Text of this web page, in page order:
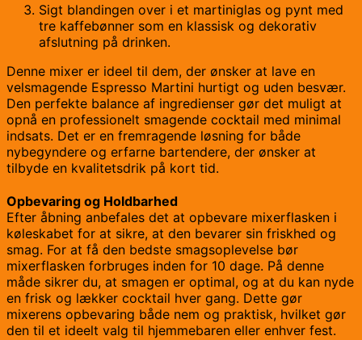
Sigt blandingen over i et martiniglas og pynt med
tre kaffebønner som en klassisk og dekorativ
afslutning på drinken.
Denne mixer er ideel til dem, der ønsker at lave en
velsmagende Espresso Martini hurtigt og uden besvær.
Den perfekte balance af ingredienser gør det muligt at
opnå en professionelt smagende cocktail med minimal
indsats. Det er en fremragende løsning for både
nybegyndere og erfarne bartendere, der ønsker at
tilbyde en kvalitetsdrik på kort tid.
Opbevaring og Holdbarhed
Efter åbning anbefales det at opbevare mixerflasken i
køleskabet for at sikre, at den bevarer sin friskhed og
smag. For at få den bedste smagsoplevelse bør
mixerflasken forbruges inden for 10 dage. På denne
måde sikrer du, at smagen er optimal, og at du kan nyde
en frisk og lækker cocktail hver gang. Dette gør
mixerens opbevaring både nem og praktisk, hvilket gør
den til et ideelt valg til hjemmebaren eller enhver fest.